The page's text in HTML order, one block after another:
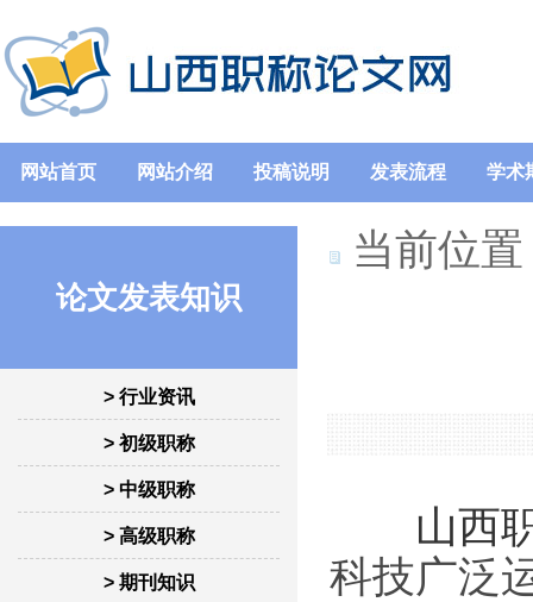
网站首页 网站介绍 投稿说明 发表流程 学术
论文发表知识
> 行业资讯
> 初级职称
> 中级职称
> 高级职称
> 期刊知识
当前位
山西
科技广泛